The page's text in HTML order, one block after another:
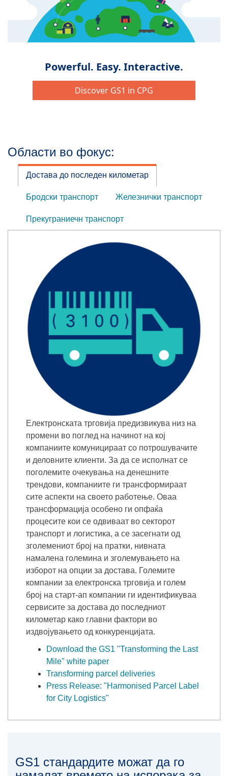
Области во фокус:
Достава до последен километар
Бродски транспорт Железнички транспорт
Прекуграниечн транспорт
Електронската трговија предизвикува низ на
промени во поглед на начинот на кој
компаниите комуницираат со потрошувачите
и деловните клиенти. За да се исполнат се
поголемите очекувања на денешните
трендови, компаниите ги трансформираат
сите аспекти на своето работење. Оваа
трансформација особено ги опфаќа
процесите кои се одвиваат во секторот
транспорт и логистика, а се засегнати од
зголемениот број на пратки, нивната
намалена големина и зголемувањето на
изборот на опции за достава. Големите
компании за електронска трговија и голем
број на старт-aп компании ги идентификуваа
сервисите за достава до последниот
километар како главни фактори во
издвојувањето од конкуренцијата.
Download the GS1 "Transforming the Last
Mile" white paper
Transforming parcel deliveries
Press Release: "Harmonised Parcel Label
for City Logistics"
GS1 стандардите можат да го